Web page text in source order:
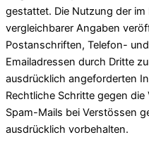
gestattet. Die Nutzung der
vergleichbarer Angaben
Postanschriften, Telefon-
Emailadressen durch Dritte
ausdrücklich angeforderten
Rechtliche Schritte gegen
Spam-Mails bei Verstössen
ausdrücklich vorbehalten.